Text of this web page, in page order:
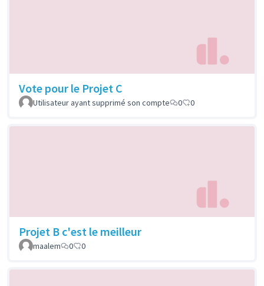
Vote pour le Projet C
Utilisateur ayant supprimé son compte 0 0
Projet B c'est le meilleur
maalem 0 0